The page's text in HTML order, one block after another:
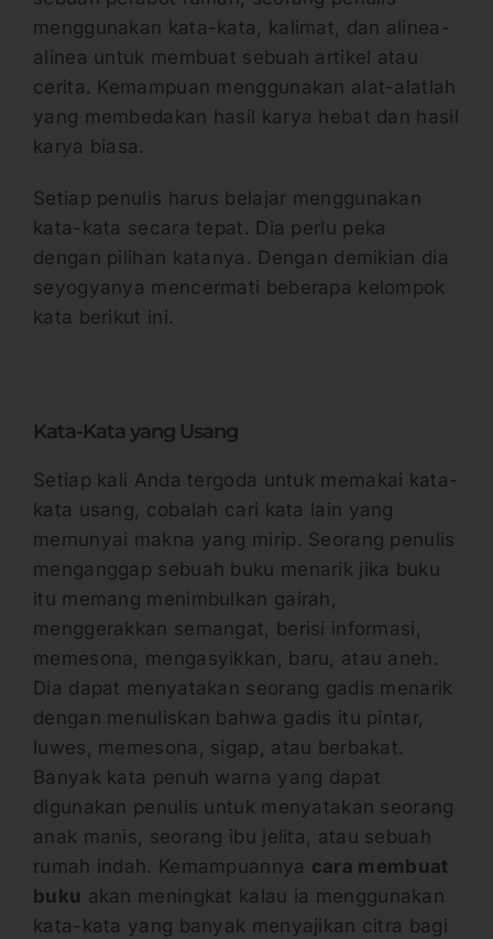
menggunakan kata-kata, kalimat, dan alinea-
alinea untuk membuat sebuah artikel atau
cerita. Kemampuan menggunakan alat-alatlah
yang membedakan hasil karya hebat dan hasil
karya biasa.
Setiap penulis harus belajar menggunakan
kata-kata secara tepat. Dia perlu peka
dengan pilihan katanya. Dengan demikian dia
seyogyanya mencermati beberapa kelompok
kata berikut ini.
Kata-Kata yang Usang
Setiap kali Anda tergoda untuk memakai kata-
kata usang, cobalah cari kata lain yang
memunyai makna yang mirip. Seorang penulis
menganggap sebuah buku menarik jika buku
itu memang menimbulkan gairah,
menggerakkan semangat, berisi informasi,
memesona, mengasyikkan, baru, atau aneh.
Dia dapat menyatakan seorang gadis menarik
dengan menuliskan bahwa gadis itu pintar,
luwes, memesona, sigap, atau berbakat.
Banyak kata penuh warna yang dapat
digunakan penulis untuk menyatakan seorang
anak manis, seorang ibu jelita, atau sebuah
rumah indah. Kemampuannya cara membuat
buku akan meningkat kalau ia menggunakan
kata-kata yang banyak menyajikan citra bagi